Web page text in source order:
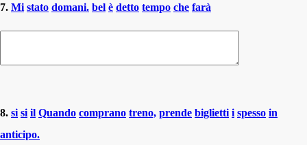
7. Mi stato domani. bel è detto tempo che farà
8. si si il Quando comprano treno, prende biglietti i spesso in
anticipo.